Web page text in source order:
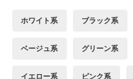
ホワイト系 ブラック系
ベージュ系 グリーン系
イエロー系 ピンク系